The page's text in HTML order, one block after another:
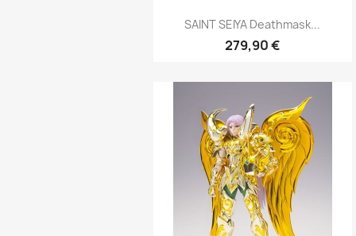
Aperçu rapide
SAINT SEIYA Deathmask...
279,90 €